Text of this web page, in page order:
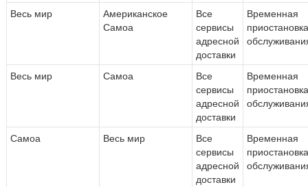
Весь мир
Американское
Самоа
Все
сервисы
адресной
доставки
Временная
Весь мир Самоа
Все
сервисы
адресной
доставки
Временная
Самоа Весь мир
Все
сервисы
адресной
доставки
Временная